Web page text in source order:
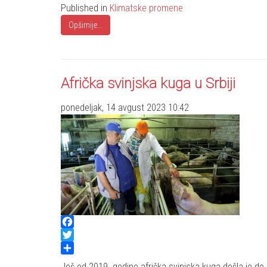
Published in Klimatske promene
Opširnije...
Afrička svinjska kuga u Srbiji
ponedeljak, 14 avgust 2023 10:42
Facebook
Twitter
Share